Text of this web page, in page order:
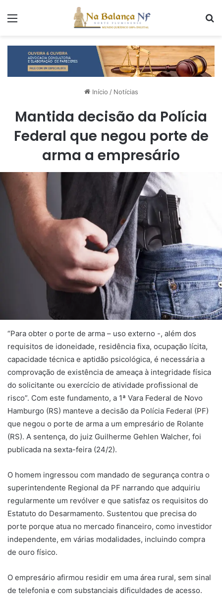
Início / Notícias
Mantida decisão da Polícia
Federal que negou porte de
arma a empresário
“Para obter o porte de arma – uso externo -, além dos
requisitos de idoneidade, residência fixa, ocupação lícita,
capacidade técnica e aptidão psicológica, é necessária a
comprovação de existência de ameaça à integridade física
do solicitante ou exercício de atividade profissional de
risco”. Com este fundamento, a 1ª Vara Federal de Novo
Hamburgo (RS) manteve a decisão da Polícia Federal (PF)
que negou o porte de arma a um empresário de Rolante
(RS). A sentença, do juiz Guilherme Gehlen Walcher, foi
publicada na sexta-feira (24/2).
O homem ingressou com mandado de segurança contra o
superintendente Regional da PF narrando que adquiriu
regularmente um revólver e que satisfaz os requisitos do
Estatuto do Desarmamento. Sustentou que precisa do
porte porque atua no mercado financeiro, como investidor
independente, em várias modalidades, incluindo compra
de ouro físico.
O empresário afirmou residir em uma área rural, sem sinal
de telefonia e com substanciais dificuldades de acesso.